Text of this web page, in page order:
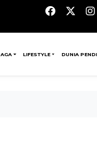
LIFESTYLE DUNIA